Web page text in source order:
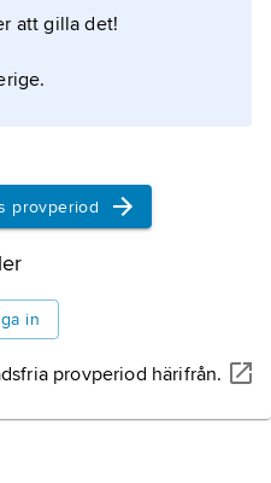
att gilla det!
provperiod
in
provperiod härifrån.